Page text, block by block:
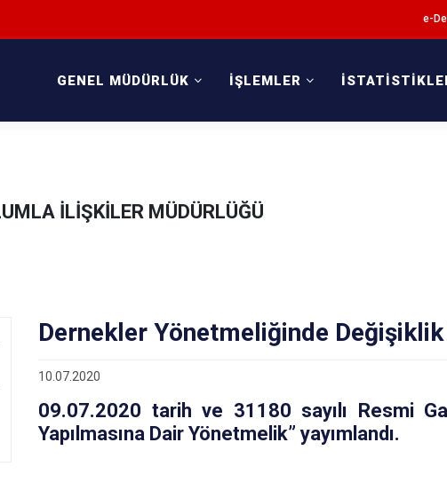
e-
GENEL MÜDÜRLÜK İŞLEMLER
İLİŞKİLER MÜDÜRLÜĞÜ
Dernekler Yönetmeliğinde Değişiklik
10.07.2020
09.07.2020 tarih ve 31180 sayılı Resmi
Yapılmasına Dair Yönetmelik” yayımlandı.